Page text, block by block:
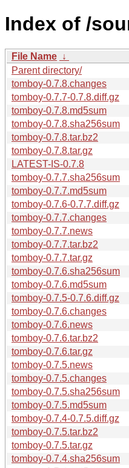
Index of /
File Name ↓
Parent directory/
tomboy-0.7.8.changes
tomboy-0.7.7-0.7.8.diff.gz
tomboy-0.7.8.md5sum
tomboy-0.7.8.sha256sum
tomboy-0.7.8.tar.bz2
tomboy-0.7.8.tar.gz
LATEST-IS-0.7.8
tomboy-0.7.7.sha256sum
tomboy-0.7.7.md5sum
tomboy-0.7.6-0.7.7.diff.gz
tomboy-0.7.7.changes
tomboy-0.7.7.news
tomboy-0.7.7.tar.bz2
tomboy-0.7.7.tar.gz
tomboy-0.7.6.sha256sum
tomboy-0.7.6.md5sum
tomboy-0.7.5-0.7.6.diff.gz
tomboy-0.7.6.changes
tomboy-0.7.6.news
tomboy-0.7.6.tar.bz2
tomboy-0.7.6.tar.gz
tomboy-0.7.5.news
tomboy-0.7.5.changes
tomboy-0.7.5.sha256sum
tomboy-0.7.5.md5sum
tomboy-0.7.4-0.7.5.diff.gz
tomboy-0.7.5.tar.bz2
tomboy-0.7.5.tar.gz
tomboy-0.7.4.sha256sum